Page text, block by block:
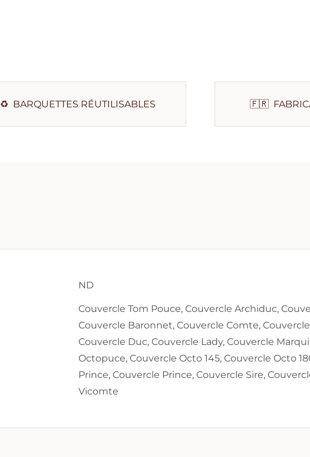
♻️ BARQUETTES RÉUTILISABLES 🇫🇷
ND
Couvercle Tom Pouce, Couvercle Archiduc,
Couvercle Baronnet, Couvercle Comte,
Couvercle Duc, Couvercle Lady, Couvercle
Octopuce, Couvercle Octo 145, Couvercle Octo
Prince, Couvercle Prince, Couvercle Sire,
Vicomte